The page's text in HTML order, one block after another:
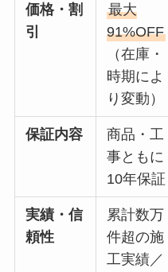
価格・割
引
最大
91%OFF
（在庫・
時期によ
り変動）
保証内容
商品・工
事ともに
10年保証
実績・信
頼性
累計数万
件超の施
工実績／